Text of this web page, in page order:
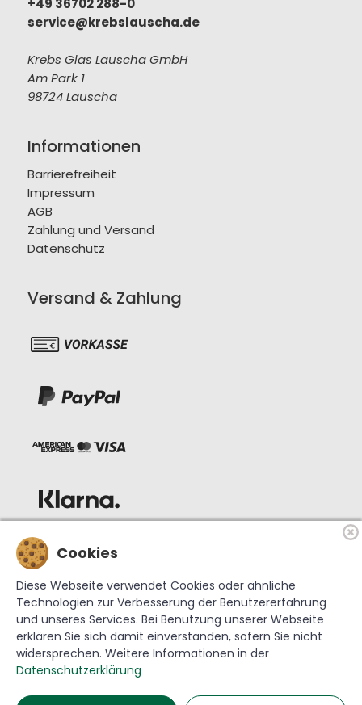
+49 36702 288-0
service@krebslauscha.de
Krebs Glas Lauscha GmbH
Am Park 1
98724 Lauscha
Informationen
Barrierefreiheit
Impressum
AGB
Zahlung und Versand
Datenschutz
Versand & Zahlung
© 2026 Krebs Glas Lauscha GmbH
Cookies
Diese Webseite verwendet Cookies oder ähnliche
Technologien zur Verbesserung der Benutzererfahrung
und unseres Services. Bei Benutzung unserer Webseite
erklären Sie sich damit einverstanden, sofern Sie nicht
widersprechen. Weitere Informationen in der
Datenschutzerklärung